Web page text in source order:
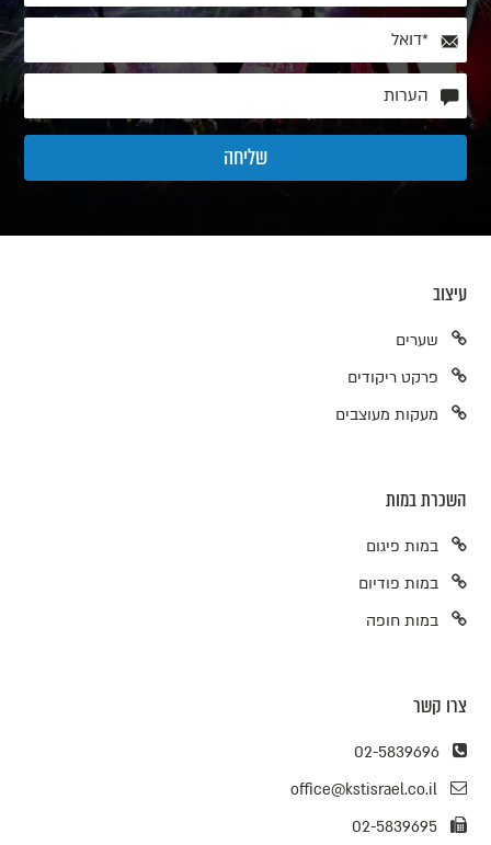
עיצוב
שערים
פרקט ריקודים
מעקות מעוצבים
השכרת במות
במות פיגום
במות פודיום
במות חופה
צרו קשר
02-5839696
office@kstisrael.co.il
02-5839695